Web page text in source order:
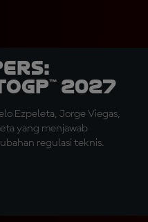
MotoGP™ 2027
Ezpeleta, Jorge Viegas,
yang menjawab
regulasi teknis.